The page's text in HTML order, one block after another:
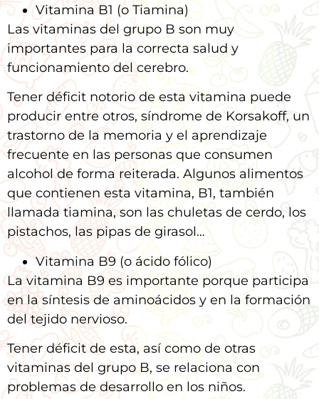
Vitamina B1 (o Tiamina)
Las vitaminas del grupo B son muy
importantes para la correcta salud y
funcionamiento del cerebro.
Tener déficit notorio de esta vitamina puede
producir entre otros, síndrome de Korsakoff, un
trastorno de la memoria y el aprendizaje
frecuente en las personas que consumen
alcohol de forma reiterada. Algunos alimentos
que contienen esta vitamina, B1, también
llamada tiamina, son las chuletas de cerdo, los
pistachos, las pipas de girasol…
Vitamina B9 (o ácido fólico)
La vitamina B9 es importante porque participa
en la síntesis de aminoácidos y en la formación
del tejido nervioso.
Tener déficit de esta, así como de otras
vitaminas del grupo B, se relaciona con
problemas de desarrollo en los niños.